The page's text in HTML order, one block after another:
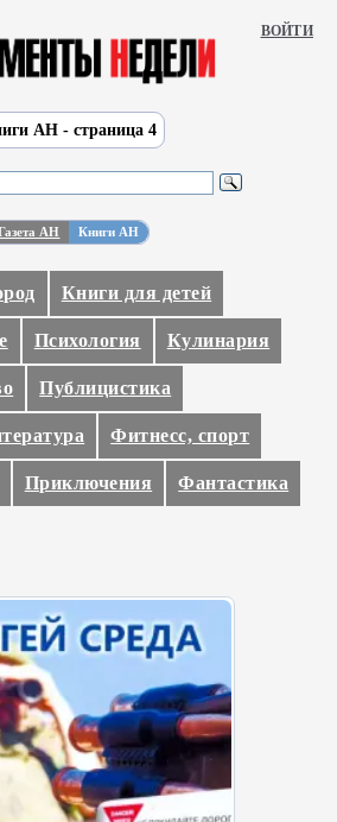
АН - страница 4
ВОЙТИ
АН Книги АН
Книги для детей
Психология Кулинария
Публицистика
Фитнесс, спорт
Приключения Фантастика